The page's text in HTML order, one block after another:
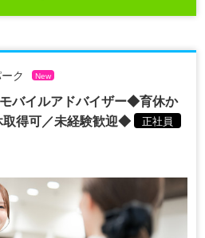
ク New
バイルアドバイザー◆育休か
取得可／未経験歓迎◆
正社員